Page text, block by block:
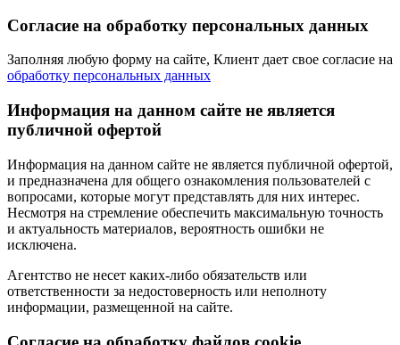
Согласие на обработку персональных данных
Заполняя любую форму на сайте, Клиент дает свое согласие на
обработку персональных данных
Информация на данном сайте не является
публичной офертой
Информация на данном сайте не является публичной офертой,
и предназначена для общего ознакомления пользователей с
вопросами, которые могут представлять для них интерес.
Несмотря на стремление обеспечить максимальную точность
и актуальность материалов, вероятность ошибки не
исключена.
Агентство не несет каких-либо обязательств или
ответственности за недостоверность или неполноту
информации, размещенной на сайте.